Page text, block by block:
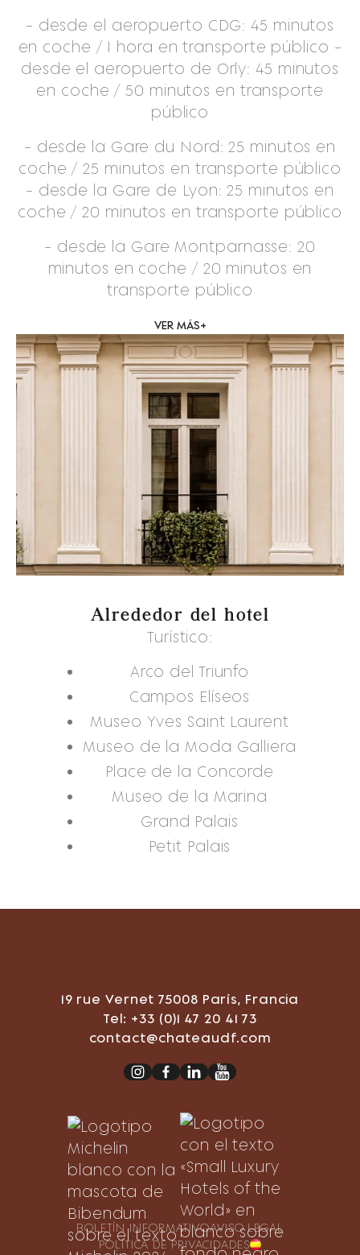
- desde el aeropuerto CDG: 45 minutos
en coche / 1 hora en transporte público -
desde el aeropuerto de Orly: 45 minutos
en coche / 50 minutos en transporte
público
- desde la Gare du Nord: 25 minutos en
coche / 25 minutos en transporte público
- desde la Gare de Lyon: 25 minutos en
coche / 20 minutos en transporte público
- desde la Gare Montparnasse: 20
minutos en coche / 20 minutos en
transporte público
VER MÁS+
Alrededor del hotel
Turístico:
Arco del Triunfo
Campos Elíseos
Museo Yves Saint Laurent
Museo de la Moda Galliera
Place de la Concorde
Museo de la Marina
Grand Palais
Petit Palais
19 rue Vernet 75008 París, Francia
Tel: +33 (0)1 47 20 41 73
contact@chateaudf.com
BOLETÍN INFORMATIVOAVISO LEGAL
POLÍTICA DE PRIVACIDADES